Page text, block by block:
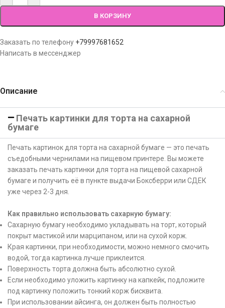
В КОРЗИНУ
Заказать по телефону +79997681652
Написать в мессенджер
Описание
Печать картинки для торта на сахарной
бумаге
Печать картинок для торта на сахарной бумаге — это печать
съедобными чернилами на пищевом принтере. Вы можете
заказать печать картинки для торта на пищевой сахарной
бумаге и получить её в пункте выдачи Боксберри или СДЕК
уже через 2-3 дня.
Как правильно использовать сахарную бумагу:
Сахарную бумагу необходимо укладывать на торт, который
покрыт мастикой или марципаном, или на сухой корж.
Края картинки, при необходимости, можно немного смочить
водой, тогда картинка лучше приклеится.
Поверхность торта должна быть абсолютно сухой.
Если необходимо уложить картинку на капкейк, подложите
под картинку положить тонкий корж бисквита.
При использовании айсинга, он должен быть полностью